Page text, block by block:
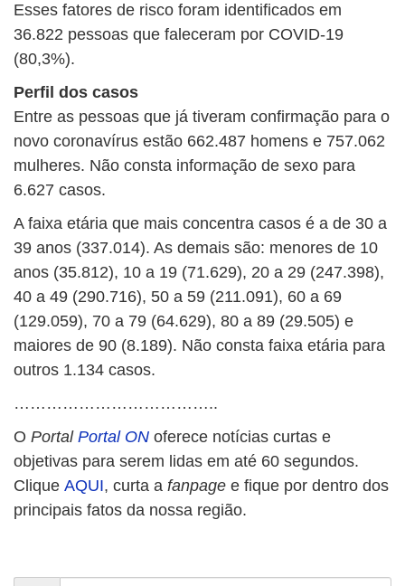
Esses fatores de risco foram identificados em
36.822 pessoas que faleceram por COVID-19
(80,3%).
Perfil dos casos
Entre as pessoas que já tiveram confirmação para o
novo coronavírus estão 662.487 homens e 757.062
mulheres. Não consta informação de sexo para
6.627 casos.
A faixa etária que mais concentra casos é a de 30 a
39 anos (337.014). As demais são: menores de 10
anos (35.812), 10 a 19 (71.629), 20 a 29 (247.398),
40 a 49 (290.716), 50 a 59 (211.091), 60 a 69
(129.059), 70 a 79 (64.629), 80 a 89 (29.505) e
maiores de 90 (8.189). Não consta faixa etária para
outros 1.134 casos.
………………………………..
O Portal Portal ON oferece notícias curtas e
objetivas para serem lidas em até 60 segundos.
Clique AQUI, curta a fanpage e fique por dentro dos
principais fatos da nossa região.